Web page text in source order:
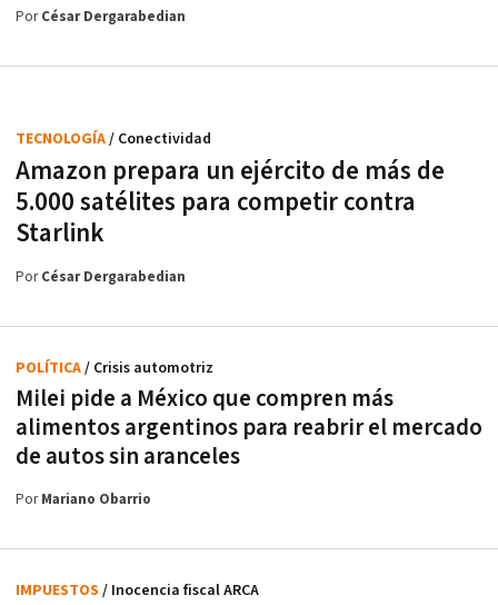
PorCésar Dergarabedian
Amazon prepara un ejército de más de
5.000 satélites para competir contra
Starlink
TECNOLOGÍA/ Conectividad
PorCésar Dergarabedian
Milei pide a México que compren más
alimentos argentinos para reabrir el mercado
de autos sin aranceles
POLÍTICA/ Crisis automotriz
PorMariano Obarrio
IMPUESTOS / Inocencia fiscal ARCA